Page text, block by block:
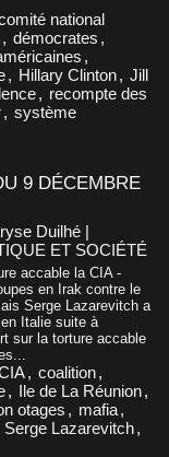
national
, démocrates ,
,
, Hillary Clinton, Jill
, recompte des
, système
9 DÉCEMBRE
Duilhé |
ET SOCIÉTÉ
accable la CIA -
en Irak contre le
Serge Lazarevitch a
Italie suite à
sur la torture accable
, coalition,
, Ile de La Réunion,
otages , mafia,
Serge Lazarevitch,